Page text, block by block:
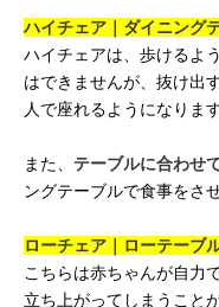
ハイチェア｜ダイニング
ハイチェアは、歩けるよ
はできませんが、抜け出
人で座れるようになります
また、 テーブルに合わせ
ングテーブルで食事をさ
ローチェア｜ローテーブ
こちらは赤ちゃんが自力
立ち上がってしまうこと